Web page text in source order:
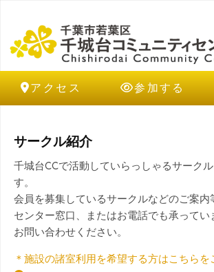
アクセス 参加する
サークル紹介
千城台CCで活動していらっしゃるサーク
す。
会員を募集しているサークルなどのご案内
センター窓口、またはお電話でも承ってい
お問い合わせください。
＊施設の諸室利用を希望する方はこちらを